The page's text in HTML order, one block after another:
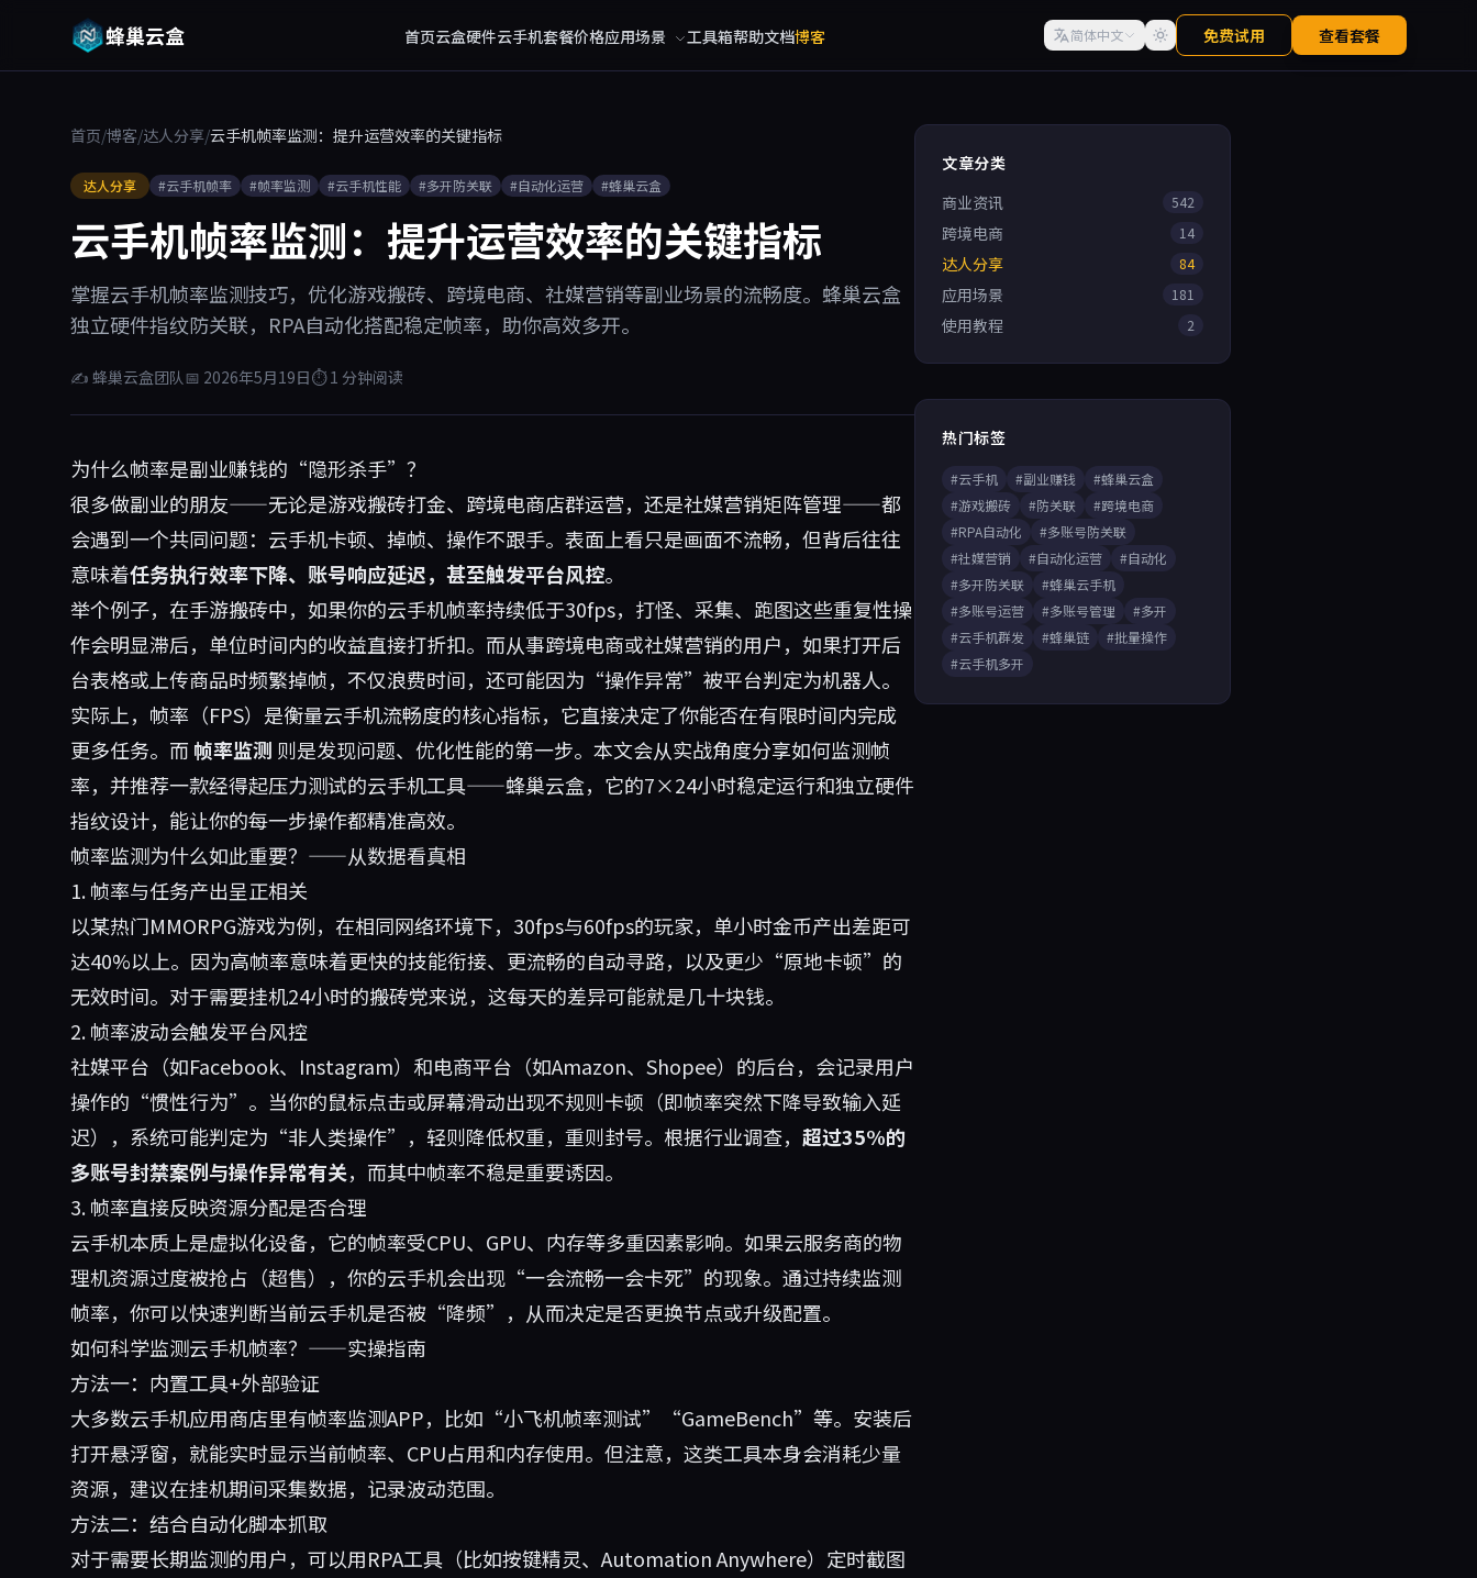
蜂巢云盒 首页云盒硬件云手机套餐价格应用场景 工具箱帮助文档博客 简体中文 免费试用 查看套餐
首页/博客/达人分享/云手机帧率监测：提升运营效率的关键指标
达人分享 #云手机帧率 #帧率监测 #云手机性能 #多开防关联 #自动化运营 #蜂巢云盒
云手机帧率监测：提升运营效率的关键指标
掌握云手机帧率监测技巧，优化游戏搬砖、跨境电商、社媒营销等副业场景的流畅度。蜂巢云盒
独立硬件指纹防关联，RPA自动化搭配稳定帧率，助你高效多开。
✍ 蜂巢云盒团队📅 2026年5月19日⏱ 1 分钟阅读
为什么帧率是副业赚钱的“隐形杀手”？
很多做副业的朋友——无论是游戏搬砖打金、跨境电商店群运营，还是社媒营销矩阵管理——都
会遇到一个共同问题：云手机卡顿、掉帧、操作不跟手。表面上看只是画面不流畅，但背后往往
意味着任务执行效率下降、账号响应延迟，甚至触发平台风控。
举个例子，在手游搬砖中，如果你的云手机帧率持续低于30fps，打怪、采集、跑图这些重复性操
作会明显滞后，单位时间内的收益直接打折扣。而从事跨境电商或社媒营销的用户，如果打开后
台表格或上传商品时频繁掉帧，不仅浪费时间，还可能因为“操作异常”被平台判定为机器人。
实际上，帧率（FPS）是衡量云手机流畅度的核心指标，它直接决定了你能否在有限时间内完成
更多任务。而帧率监测 则是发现问题、优化性能的第一步。本文会从实战角度分享如何监测帧
率，并推荐一款经得起压力测试的云手机工具——蜂巢云盒，它的7×24小时稳定运行和独立硬件
指纹设计，能让你的每一步操作都精准高效。
帧率监测为什么如此重要？——从数据看真相
1. 帧率与任务产出呈正相关
以某热门MMORPG游戏为例，在相同网络环境下，30fps与60fps的玩家，单小时金币产出差距可
达40%以上。因为高帧率意味着更快的技能衔接、更流畅的自动寻路，以及更少“原地卡顿”的
无效时间。对于需要挂机24小时的搬砖党来说，这每天的差异可能就是几十块钱。
2. 帧率波动会触发平台风控
社媒平台（如Facebook、Instagram）和电商平台（如Amazon、Shopee）的后台，会记录用户
操作的“惯性行为”。当你的鼠标点击或屏幕滑动出现不规则卡顿（即帧率突然下降导致输入延
迟），系统可能判定为“非人类操作”，轻则降低权重，重则封号。根据行业调查， 超过35%的
多账号封禁案例与操作异常有关，而其中帧率不稳是重要诱因。
3. 帧率直接反映资源分配是否合理
云手机本质上是虚拟化设备，它的帧率受CPU、GPU、内存等多重因素影响。如果云服务商的物
理机资源过度被抢占（超售），你的云手机会出现“一会流畅一会卡死”的现象。通过持续监测
帧率，你可以快速判断当前云手机是否被“降频”，从而决定是否更换节点或升级配置。
如何科学监测云手机帧率？——实操指南
方法一：内置工具+外部验证
大多数云手机应用商店里有帧率监测APP，比如“小飞机帧率测试”“GameBench”等。安装后
打开悬浮窗，就能实时显示当前帧率、CPU占用和内存使用。但注意，这类工具本身会消耗少量
资源，建议在挂机期间采集数据，记录波动范围。
方法二：结合自动化脚本抓取
对于需要长期监测的用户，可以用RPA工具（比如按键精灵、Automation Anywhere）定时截图
文章分类
商业资讯
542
跨境电商 14
达人分享 84
应用场景 181
使用教程 2
热门标签
#云手机 #副业赚钱
#蜂巢云盒
#游戏搬砖
#防关联
#跨境电商
#RPA自动化
#多账号防关联
#社媒营销
#自动化运营
#自动化
#多开防关联
#蜂巢云手机
#多账号运营
#多账号管理
#多开
#云手机群发
#蜂巢链
#批量操作
#云手机多开